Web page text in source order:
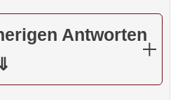
Antworten